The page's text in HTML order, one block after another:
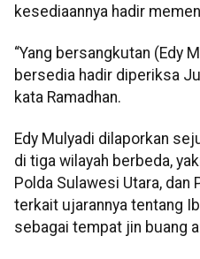
kesediaannya hadir
“Yang bersangkutan (Edy
bersedia hadir diperiksa
kata Ramadhan.
Edy Mulyadi dilaporkan
di tiga wilayah berbeda,
Polda Sulawesi Utara, dan
terkait ujarannya tentang
sebagai tempat jin buang